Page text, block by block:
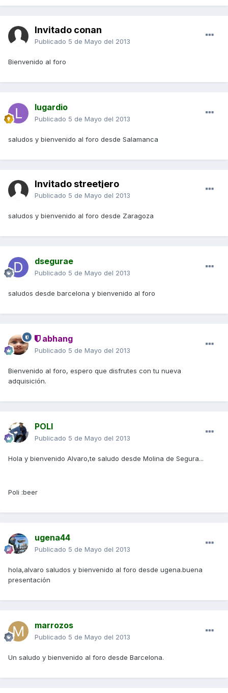
Invitado conan
Publicado 5 de Mayo del 2013
Bienvenido al foro
lugardio
Publicado 5 de Mayo del 2013
saludos y bienvenido al foro desde Salamanca
Invitado streetjero
Publicado 5 de Mayo del 2013
saludos y bienvenido al foro desde Zaragoza
dsegurae
Publicado 5 de Mayo del 2013
saludos desde barcelona y bienvenido al foro
abhang
Publicado 5 de Mayo del 2013
Bienvenido al foro, espero que disfrutes con tu nueva
adquisición.
POLI
Publicado 5 de Mayo del 2013
Hola y bienvenido Alvaro,te saludo desde Molina de Segura...
Poli :beer
ugena44
Publicado 5 de Mayo del 2013
hola,alvaro saludos y bienvenido al foro desde ugena.buena
presentación
marrozos
Publicado 5 de Mayo del 2013
Un saludo y bienvenido al foro desde Barcelona.